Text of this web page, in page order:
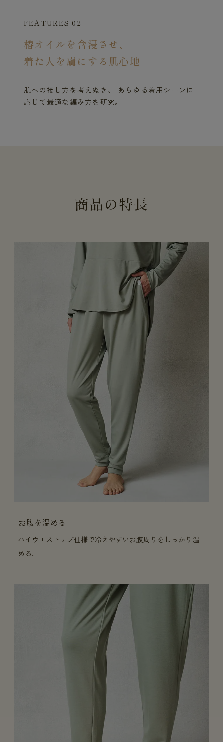
FEATURES 02
椿オイルを含浸させ、
着た人を虜にする肌心地
肌への接し方を考えぬき、 あらゆる着用シーンに
応じて最適な編み方を研究。
商品の特長
お腹を温める
ハイウエストリブ仕様で冷えやすいお腹周りをしっかり温
める。